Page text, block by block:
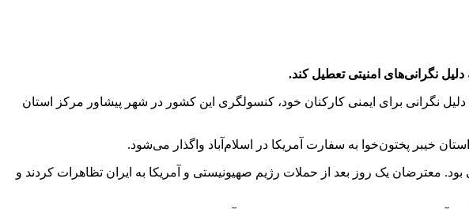
نگرانی‌های امنیتی تعطیل کند.
نگرانی برای ایمنی کارکنان خود، کنسولگری این کشور در شهر پیشاور مرکز استان
خیبر پختون‌خوا به سفارت آمریکا در اسلام‌آباد واگذار می‌شود.
معترضان یک روز بعد از حملات رژیم صهیونیستی و آمریکا به ایران تظاهرات کردند و